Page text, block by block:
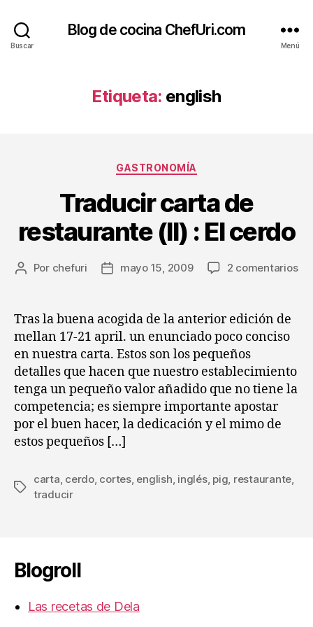
Buscar
Blog de cocina ChefUri.com
Menú
Etiqueta: english
Categorías
GASTRONOMÍA
Traducir carta de
restaurante (II) : El cerdo
Autor
entrada
Por chefuri
Fecha
entrada
mayo 15, 2009 2 comentariosen
Tras la buena acogida de la anterior edición de
mellan 17-21 april. un enunciado poco conciso
en nuestra carta. Estos son los pequeños
detalles que hacen que nuestro establecimiento
tenga un pequeño valor añadido que no tiene la
competencia; es siempre importante apostar
por el buen hacer, la dedicación y el mimo de
estos pequeños […]
Etiquetas
carta cerdo, cortes, english inglés, pig restaurante
traducir
Blogroll
Las recetas de Dela